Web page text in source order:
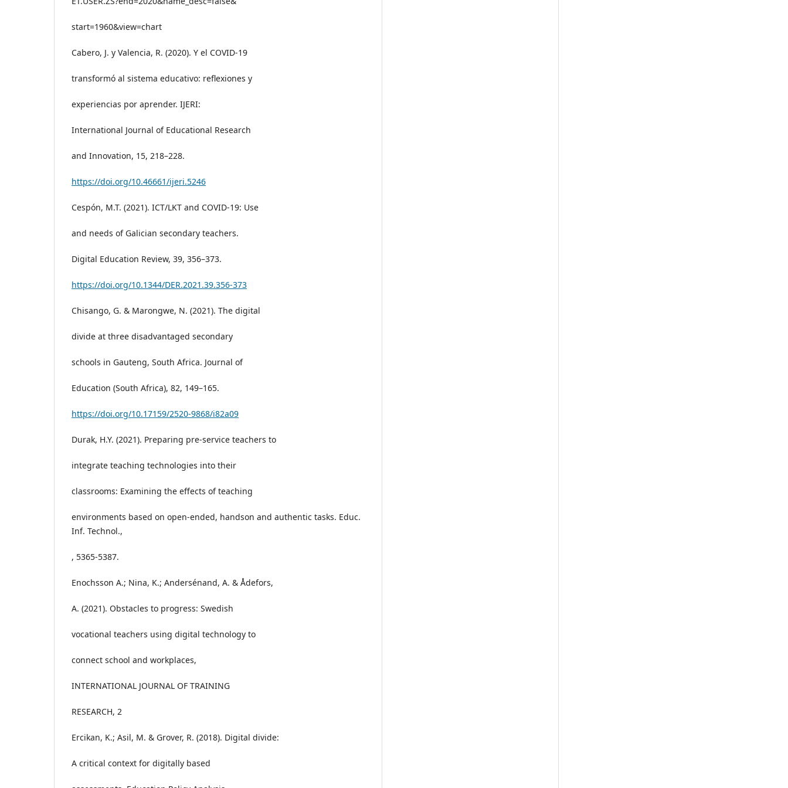
start=1960&view=chart
Cabero, J. y Valencia, R. (2020). Y el COVID-19
transformó al sistema educativo: reflexiones y
experiencias por aprender. IJERI:
International Journal of Educational Research
and Innovation, 15, 218–228.
https://doi.org/10.46661/ijeri.5246
Cespón, M.T. (2021). ICT/LKT and COVID-19: Use
and needs of Galician secondary teachers.
Digital Education Review, 39, 356–373.
https://doi.org/10.1344/DER.2021.39.356-373
Chisango, G. & Marongwe, N. (2021). The digital
divide at three disadvantaged secondary
schools in Gauteng, South Africa. Journal of
Education (South Africa), 82, 149–165.
https://doi.org/10.17159/2520-9868/i82a09
Durak, H.Y. (2021). Preparing pre-service teachers to
integrate teaching technologies into their
classrooms: Examining the effects of teaching
environments based on open-ended, handson and authentic tasks. Educ.
Inf. Technol.,
, 5365-5387.
Enochsson A.; Nina, K.; Andersénand, A. & Ådefors,
A. (2021). Obstacles to progress: Swedish
vocational teachers using digital technology to
connect school and workplaces,
INTERNATIONAL JOURNAL OF TRAINING
RESEARCH, 2
Ercikan, K.; Asil, M. & Grover, R. (2018). Digital divide:
A critical context for digitally based